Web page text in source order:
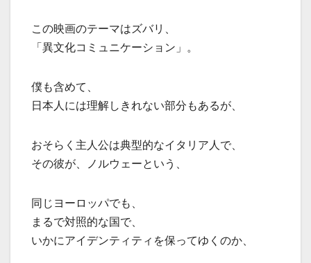
この映画のテーマはズバリ、
「異文化コミュニケーション」。
僕も含めて、
日本人には理解しきれない部分もあるが、
おそらく主人公は典型的なイタリア人で、
その彼が、ノルウェーという、
同じヨーロッパでも、
まるで対照的な国で、
いかにアイデンティティを保ってゆくのか、